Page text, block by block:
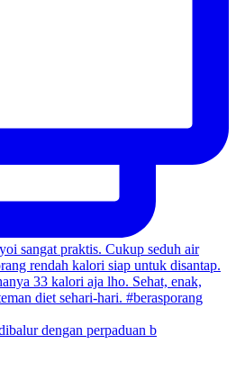
dengan perpaduan b